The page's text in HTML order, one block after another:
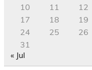
10
11 12
17
18 19
24
25 26
31
« Jul